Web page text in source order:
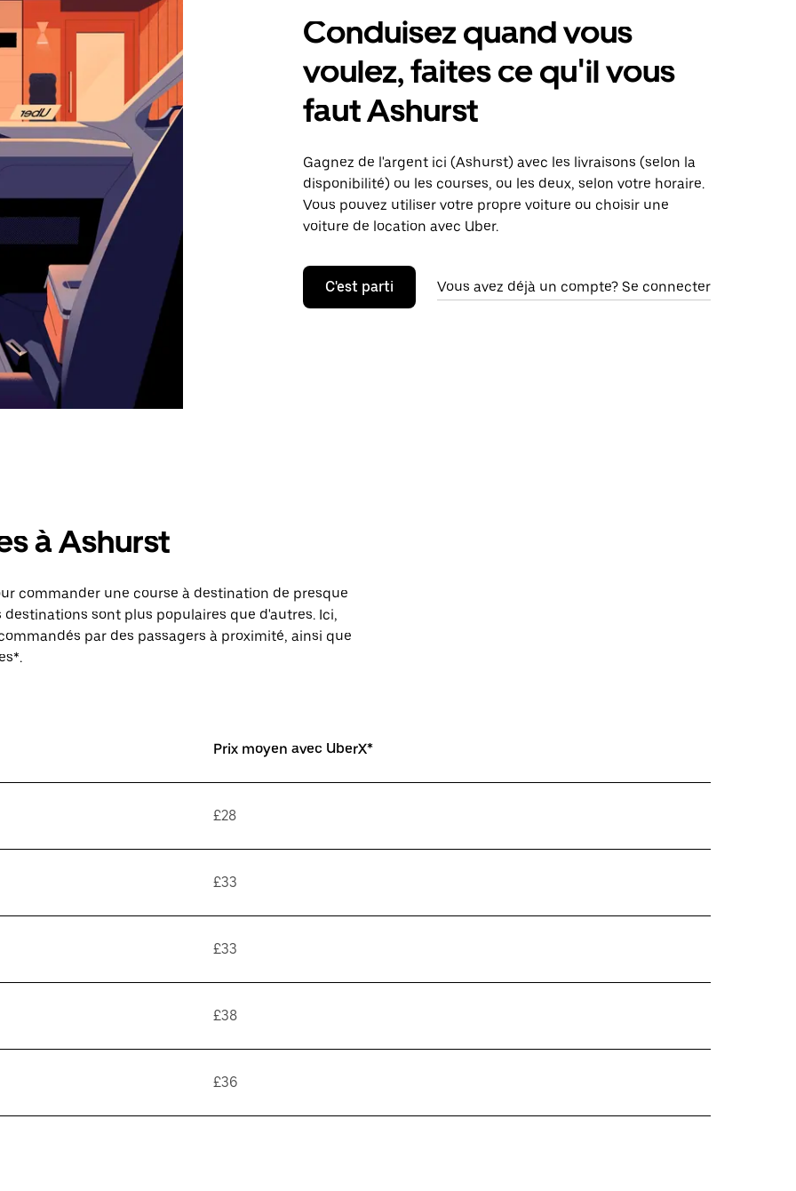
Conduisez quand vous
voulez, faites ce qu'il vous
faut Ashurst
Gagnez de l'argent ici (Ashurst) avec les livraisons (selon la
disponibilité) ou les courses, ou les deux, selon votre horaire.
Vous pouvez utiliser votre propre voiture ou choisir une
voiture de location avec Uber.
C'est parti Vous avez déjà un compte? Se connecter
à Ashurst
commander une course à destination de presque
sont plus populaires que d'autres. Ici,
par des passagers à proximité, ainsi que
Prix moyen avec UberX*
£28
£33
£33
£38
£36